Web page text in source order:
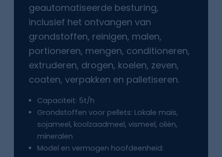
geautomatiseerde besturing,
inclusief het ontvangen van
grondstoffen, reinigen, malen,
portioneren, mengen, conditioneren,
extruderen, drogen, koelen, zeven,
coaten, verpakken en palletiseren.
Capaciteit: 5t/h
Grondstoffen voor pellets: Lokale maïs,
sojameel, koolzaadmeel, vismeel, oliën,
mineralen
Model en vermogen hoofdeenheid: